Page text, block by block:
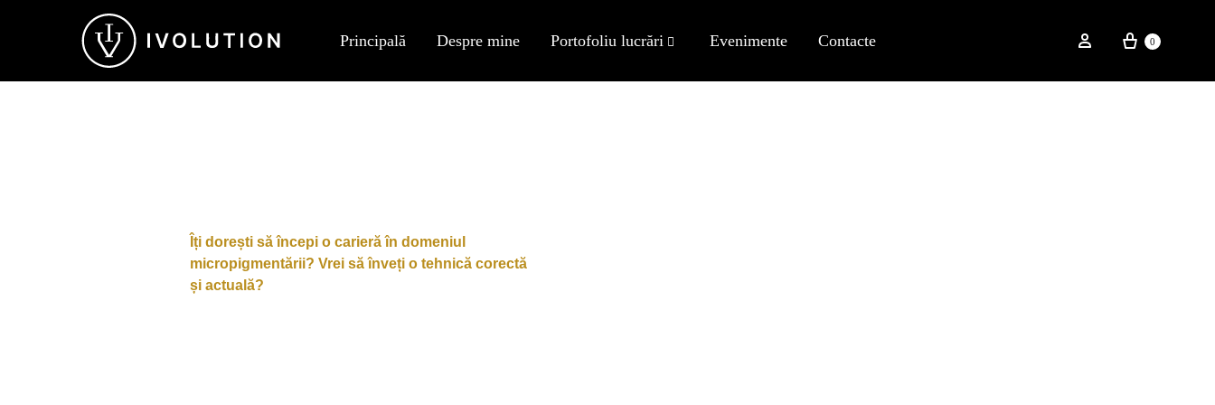
Principală Despre mine Portofoliu lucrări Evenimente Contacte 0
Îți dorești să începi o carieră în domeniul
micropigmentării? Vrei să înveți o tehnică corectă
și actuală?